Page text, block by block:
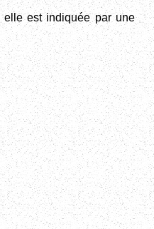
est indiquée par une